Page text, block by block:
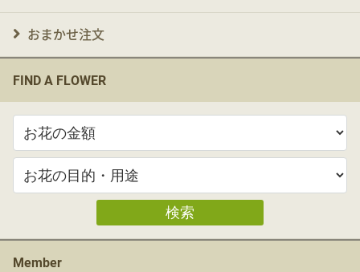
おまかせ注文
FIND A FLOWER
検索
Member